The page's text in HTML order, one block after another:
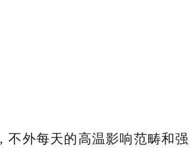
外每天的高温影响范畴和